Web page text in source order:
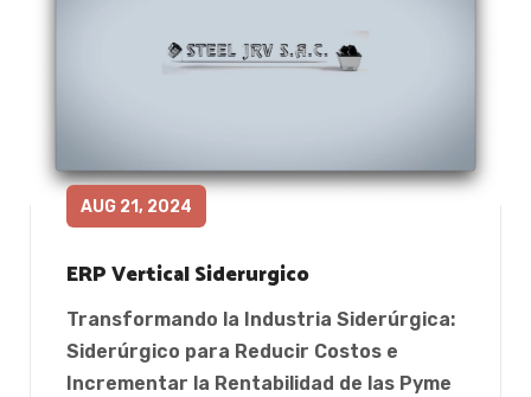
AUG 21, 2024
ERP Vertical Siderurgico
Transformando la Industria Siderúrgica:
Siderúrgico para Reducir Costos e
Incrementar la Rentabilidad de las Pyme